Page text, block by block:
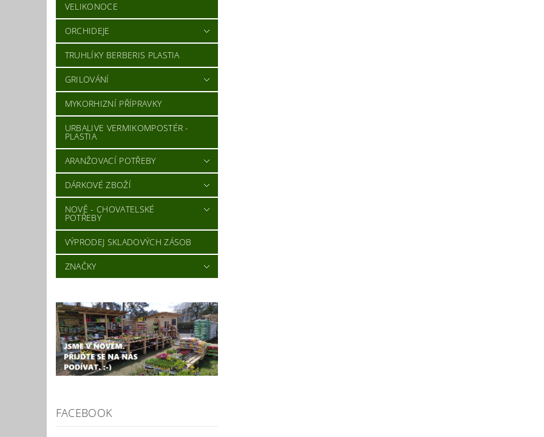
VELIKONOCE
ORCHIDEJE
TRUHLÍKY BERBERIS PLASTIA
GRILOVÁNÍ
MYKORHIZNÍ PŘÍPRAVKY
URBALIVE VERMIKOMPOSTÉR -
PLASTIA
ARANŽOVACÍ POTŘEBY
DÁRKOVÉ ZBOŽÍ
NOVĚ - CHOVATELSKÉ
POTŘEBY
VÝPRODEJ SKLADOVÝCH ZÁSOB
ZNAČKY
FACEBOOK